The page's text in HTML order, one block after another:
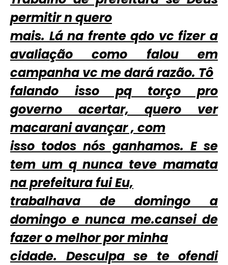
permitir n quero
mais. Lá na frente qdo vc fizer a
avaliação como falou em
campanha vc me dará razão. Tô
falando isso pq torço pro
governo acertar, quero ver
macarani avançar , com
isso todos nós ganhamos. E se
tem um q nunca teve mamata
na prefeitura fui Eu,
trabalhava de domingo a
domingo e nunca me.cansei de
fazer o melhor por minha
cidade. Desculpa se te ofendi